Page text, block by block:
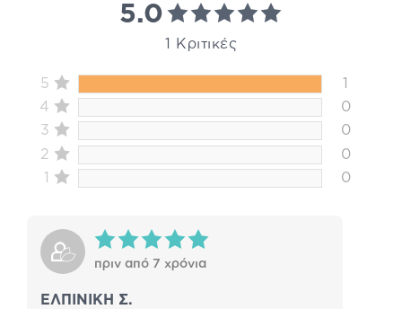
5.0
1 Κριτικές
5
1
4
0
3
0
2
0
1
0
πριν από 7 χρόνια
ΕΛΠΙΝΙΚΗ Σ.